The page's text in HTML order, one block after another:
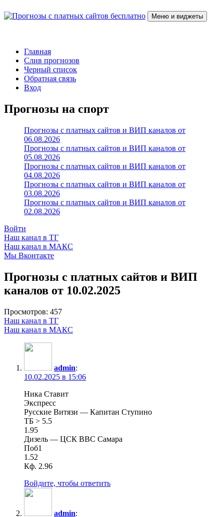
к
Меню и виджеты
Главная
Слив прогнозов
Черный список
Обратная связь
Вход
Прогнозы на спорт
Прогнозы с платных сайтов и ВИП каналов от
06.08.2026
Прогнозы с платных сайтов и ВИП каналов от
05.08.2026
Прогнозы с платных сайтов и ВИП каналов от
04.08.2026
Прогнозы с платных сайтов и ВИП каналов от
03.08.2026
Прогнозы с платных сайтов и ВИП каналов от
02.08.2026
Войти
Наш канал в ТГ
Наш канал в МАКС
Мы Вконтакте
Прогнозы с платных сайтов и ВИП
каналов от 10.02.2025
Просмотров: 457
Наш канал в ТГ
Наш канал в МАКС
admin:
10.02.2025 в 15:06
Ника Ставит
Экспресс
Русские Витязи — Капитан Ступино
ТБ > 5.5
1.95
Дизель — ЦСК ВВС Самара
Поб1
1.52
Кф. 2.96
Войдите, чтобы ответить
admin: